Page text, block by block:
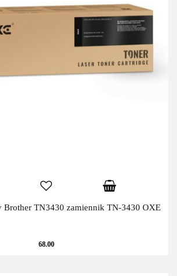
Brother TN3430 zamiennik TN-3430 OXE
68.00